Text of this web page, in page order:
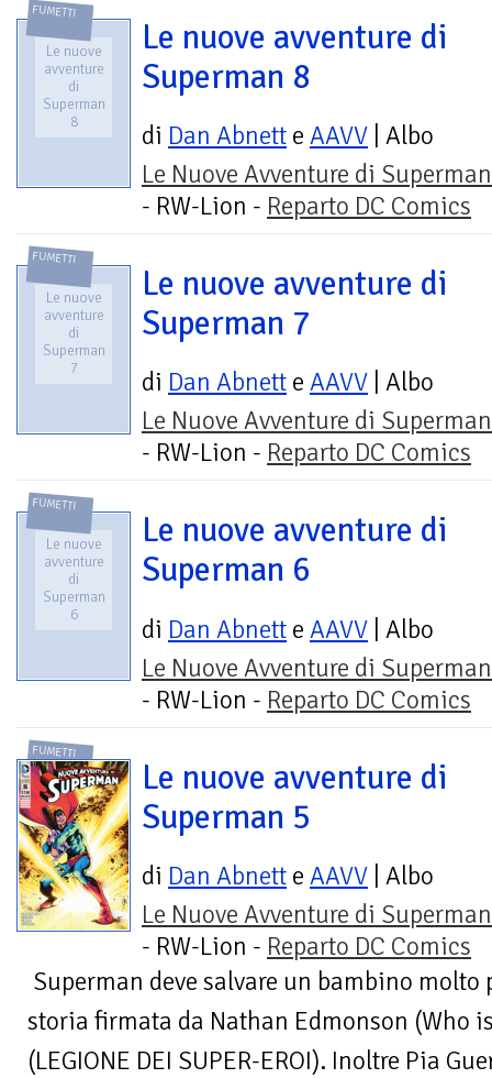
FUMETTI
Le nuove
avventure
di
Superman
8
Le nuove avventure di
Superman 8
di Dan Abnett e AAVV | Albo
Le Nuove Avventure di Superman
- RW-Lion - Reparto DC Comics
FUMETTI
Le nuove
avventure
di
Superman
7
Le nuove avventure di
Superman 7
di Dan Abnett e AAVV | Albo
Le Nuove Avventure di Superman
- RW-Lion - Reparto DC Comics
FUMETTI
Le nuove
avventure
di
Superman
6
Le nuove avventure di
Superman 6
di Dan Abnett e AAVV | Albo
Le Nuove Avventure di Superman
- RW-Lion - Reparto DC Comics
FUMETTI
Le nuove avventure di
Superman 5
di Dan Abnett e AAVV | Albo
Le Nuove Avventure di Superman
- RW-Lion - Reparto DC Comics
Superman deve salvare un bambino
storia firmata da Nathan Edmonson (Who
(LEGIONE DEI SUPER-EROI). Inoltre Pia